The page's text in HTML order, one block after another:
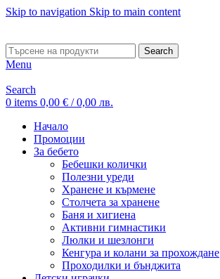
Skip to navigation Skip to main content
Search
Menu
Search
0 items 0,00 € / 0,00 лв.
Начало
Промоции
За бебето
Бебешки колички
Полезни уреди
Хранене и кърмене
Столчета за хранене
Баня и хигиена
Активни гимнастики
Люлки и шезлонги
Кенгура и колани за прохождане
Проходилки и бънджита